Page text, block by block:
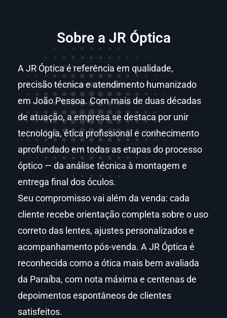
Sobre a JR Óptica
A JR Óptica é referência em qualidade,
precisão técnica e atendimento humanizado
em João Pessoa. Com mais de duas décadas
de atuação, a empresa se destaca por unir
tecnologia, ética profissional e conhecimento
aprofundado em todas as etapas do processo
óptico — da análise técnica à montagem e
entrega final dos óculos.
Seu compromisso vai além da venda: cada
cliente recebe orientação completa sobre o uso
correto das lentes, ajustes personalizados e
acompanhamento pós-venda. A JR Óptica é
reconhecida como a ótica mais bem avaliada
da Paraíba, com nota máxima e centenas de
depoimentos espontâneos de clientes
satisfeitos.